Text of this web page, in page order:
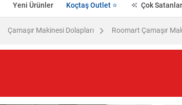
Yeni Ürünler Koçtaş Outlet ⭐ Çok Satanlar
Çamaşır Makinesi Dolapları Roomart Çamaşır